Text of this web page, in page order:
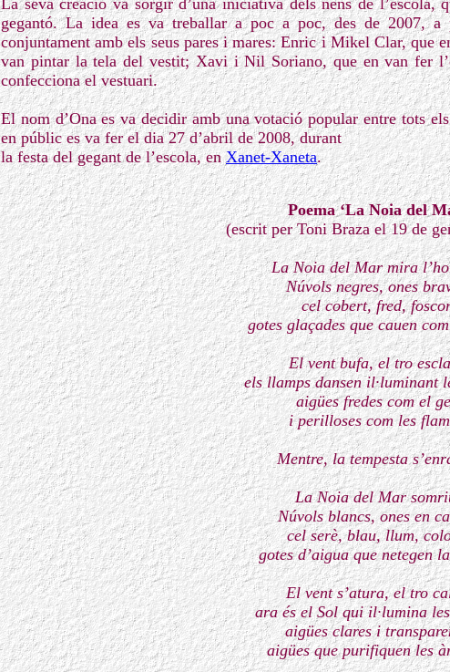
La seva creació va sorgir d’una iniciativa dels nens de l’escola,
gegantó. La idea es va treballar a poc a poc, des de 2007, a
conjuntament amb els seus pares i mares: Enric i Mikel Clar, que
van pintar la tela del vestit; Xavi i Nil Soriano, que en van fer
confecciona el vestuari.
El nom d’Ona es va decidir amb una votació popular entre tots
en públic es va fer el dia 27 d’abril de 2008, durant
la festa del gegant de l’escola, enXanet-Xaneta.
Poema ‘La Noia del
(escrit per Toni Braza el 19 de
La Noia del Mar mira
Núvols negres, ones
cel cobert, fred,
gotes glaçades que cauen
El vent bufa, el tro
els llamps dansen il·luminant
aigües fredes com el
i perilloses com les
Mentre, la tempesta
La Noia del Mar
Núvols blancs, ones en
cel serè, blau, llum,
gotes d’aigua que netegen
El vent s’atura, el tro
ara és el Sol qui il·lumina
aigües clares i
aigües que purifiquen les